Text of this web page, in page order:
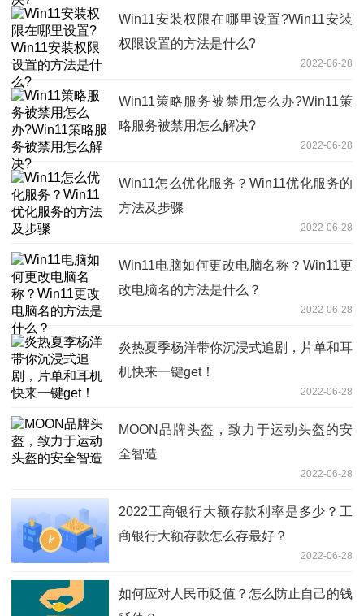
Win11安装权限在哪里设置?Win11安装
权限设置的方法是什么?
2022-06-28
Win11策略服务被禁用怎么办?Win11策
略服务被禁用怎么解决?
2022-06-28
Win11怎么优化服务？Win11优化服务的
方法及步骤
2022-06-28
Win11电脑如何更改电脑名称？Win11更
改电脑名的方法是什么？
2022-06-28
炎热夏季杨洋带你沉浸式追剧，片单和耳
机快来一键get！
2022-06-28
MOON品牌头盔，致力于运动头盔的安
全智造
2022-06-28
2022工商银行大额存款利率是多少？工
商银行大额存款怎么存最好？
2022-06-28
如何应对人民币贬值？怎么防止自己的钱